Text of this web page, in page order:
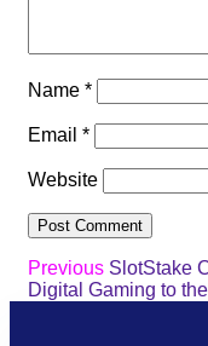
Name *
Email *
Website
Previous SlotStake
Digital Gaming to